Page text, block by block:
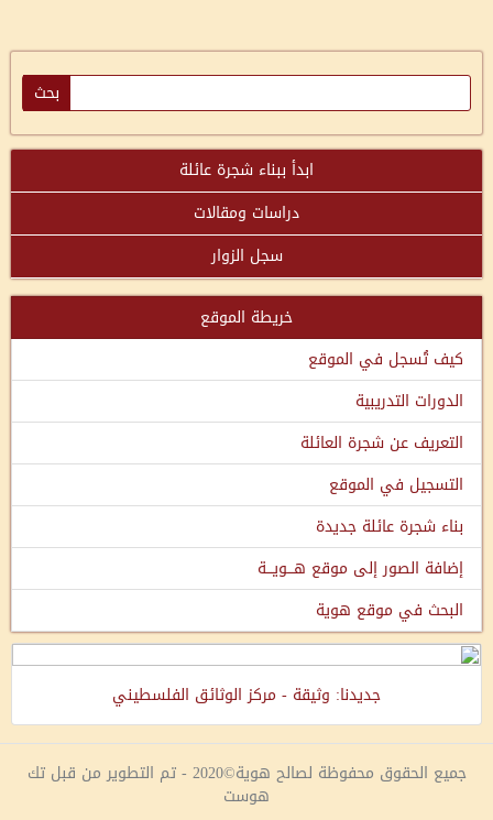
ابدأ ببناء شجرة عائلة
دراسات ومقالات
سجل الزوار
خريطة الموقع
كيف تُسجل في الموقع
الدورات التدريبية
التعريف عن شجرة العائلة
التسجيل في الموقع
بناء شجرة عائلة جديدة
إضافة الصور إلى موقع هـــويـــة
البحث في موقع هوية
جديدنا: وثيقة - مركز الوثائق الفلسطيني
جميع الحقوق محفوظة لصالح هوية©2020 - تم التطوير من قبل تك
هوست